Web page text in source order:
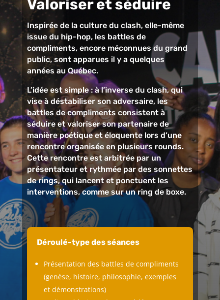
Valoriser et séduire
Inspirée de la culture du clash, elle-même
issue du hip-hop, les battles de
compliments, encore méconnues du grand
public, sont apparues il y a quelques
années au Québec.
L’idée est simple : à l’inverse du clash, qui
vise à déstabiliser son adversaire, les
battles de compliments consistent à
séduire et valoriser son partenaire de
manière poétique et éloquente lors d’une
rencontre organisée en plusieurs rounds.
Cette rencontre est arbitrée par un
présentateur et rythmée par des sonnettes
de rings, qui lancent et ponctuent les
interventions, comme sur un ring de boxe.
Déroulé-type des séances
Présentation des battles de compliments
(genèse, histoire, philosophie, exemples
et démonstrations)